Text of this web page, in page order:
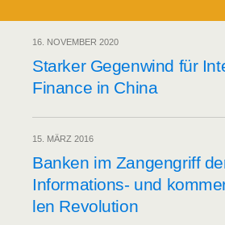
16. NOVEMBER 2020
Star­ker Gegen­wind für
Finan­ce in China
15. MÄRZ 2016
Ban­ken im Zan­gen­griff
Infor­ma­ti­ons- und
len Revolution